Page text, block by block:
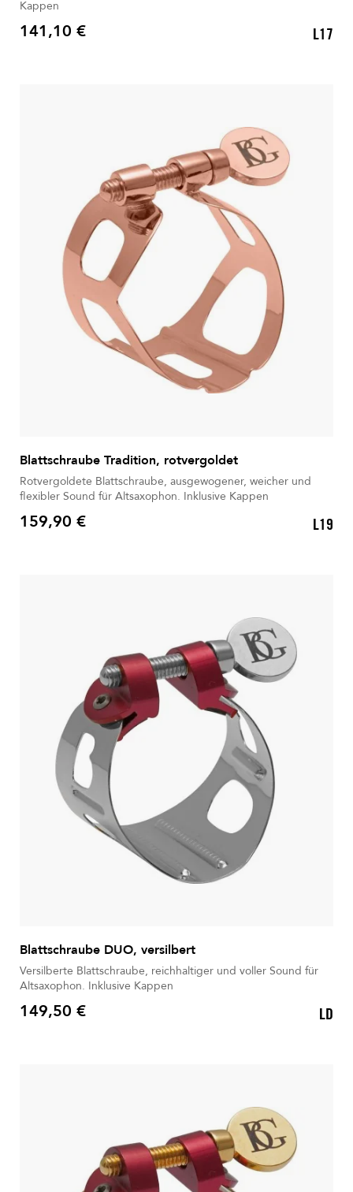
Kappen
Preis
141,10 € L17
Blattschraube Tradition, rotvergoldet
Rotvergoldete Blattschraube, ausgewogener, weicher und
flexibler Sound für Altsaxophon. Inklusive Kappen
Preis
159,90 € L19
Blattschraube DUO, versilbert
Versilberte Blattschraube, reichhaltiger und voller Sound für
Altsaxophon. Inklusive Kappen
Preis
149,50 € LD